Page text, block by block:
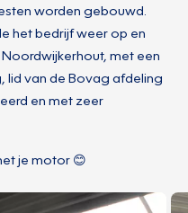
worden gebouwd.
het bedrijf weer op en
met een
van de Bovag afdeling
en met zeer
je motor 😊